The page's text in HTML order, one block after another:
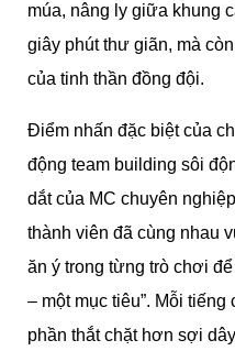
múa, nâng ly giữa khung
giây phút thư giãn, mà
của tinh thần đồng đội.
Điểm nhấn đặc biệt của
động team building sôi
dắt của MC chuyên
thành viên đã cùng nhau
ăn ý trong từng trò chơi
– một mục tiêu”. Mỗi
phần thắt chặt hơn sợi